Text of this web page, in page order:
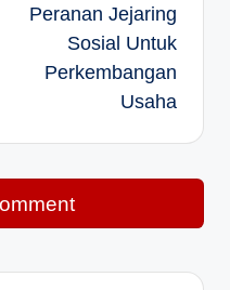
Peranan Jejaring
Sosial Untuk
Perkembangan
Usaha